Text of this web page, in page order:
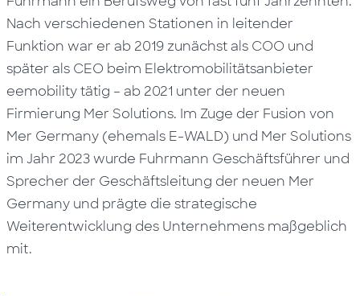
Nach verschiedenen Stationen in leitender
Funktion war er ab 2019 zunächst als COO und
später als CEO beim Elektromobilitätsanbieter
eemobility tätig – ab 2021 unter der neuen
Firmierung Mer Solutions. Im Zuge der Fusion von
Mer Germany (ehemals E-WALD) und Mer Solutions
im Jahr 2023 wurde Fuhrmann Geschäftsführer und
Sprecher der Geschäftsleitung der neuen Mer
Germany und prägte die strategische
Weiterentwicklung des Unternehmens maßgeblich
mit.